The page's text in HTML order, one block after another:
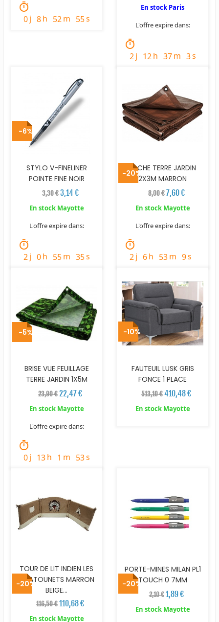
timer
0j 8h 52m 54s
En stock Paris
L'offre expire dans:
timer
2j 12h 37m 2s
STYLO V-FINELINER
POINTE FINE NOIR
3,30 € 3,14 €
En stock Mayotte
L'offre expire dans:
timer
2j 0h 55m 34s
BACHE TERRE JARDIN
2X3M MARRON
8,00 € 7,60 €
En stock Mayotte
L'offre expire dans:
timer
2j 6h 53m 8s
-6%
BRISE VUE FEUILLAGE
TERRE JARDIN 1X5M
23,90 €22,47 €
En stock Mayotte
L'offre expire dans:
timer
0j 13h 1 m 52s
-20%
FAUTEUIL LUSK GRIS
FONCE 1 PLACE
513,10 €410,48 €
En stock Mayotte
-5%
TOUR DE LIT INDIEN LES
CHATOUNETS MARRON
BEIGE...
116,50 €110,68 €
En stock Mayotte
-10%
PORTE-MINES MILAN PL1
TOUCH 0 7MM
2,10 € 1,89 €
En stock Mayotte
-20% -20%